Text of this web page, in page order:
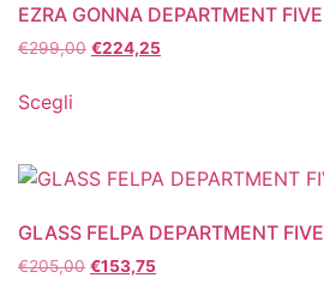
EZRA GONNA DEPARTMENT FIVE
€299,00 €224,25
Scegli
GLASS FELPA DEPARTMENT FIVE
€205,00 €153,75